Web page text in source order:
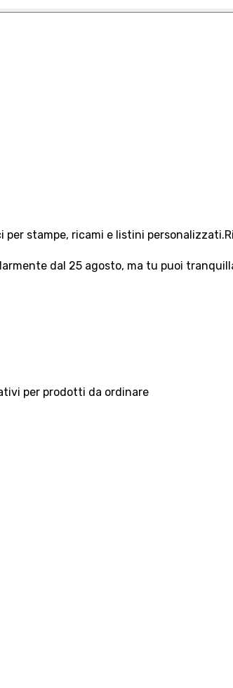
per stampe, ricami e listini personalizzati.
dal 25 agosto, ma tu puoi
per prodotti da ordinare